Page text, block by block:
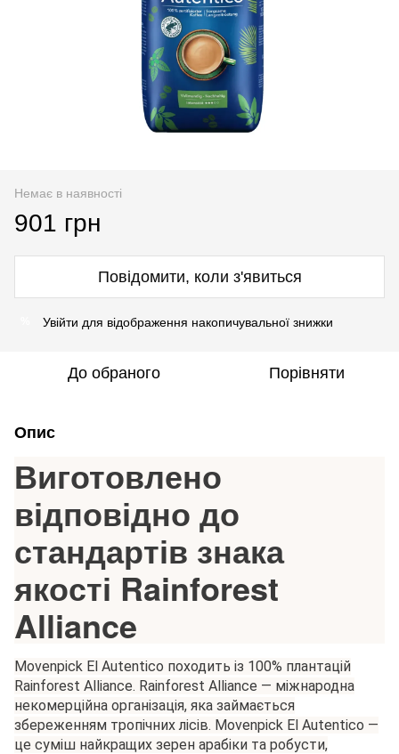
Немає в наявності
901 грн
Повідомити, коли з'явиться
Увійти для відображення накопичувальної знижки
До обраного Порівняти
Опис
Виготовлено
відповідно до
стандартів знака
якості Rainforest
Alliance
Movenpick El Autentico походить із 100% плантацій
Rainforest Alliance. Rainforest Alliance — міжнародна
некомерційна організація, яка займається
збереженням тропічних лісів. Movenpick El Autentico —
це суміш найкращих зерен арабіки та робусти,